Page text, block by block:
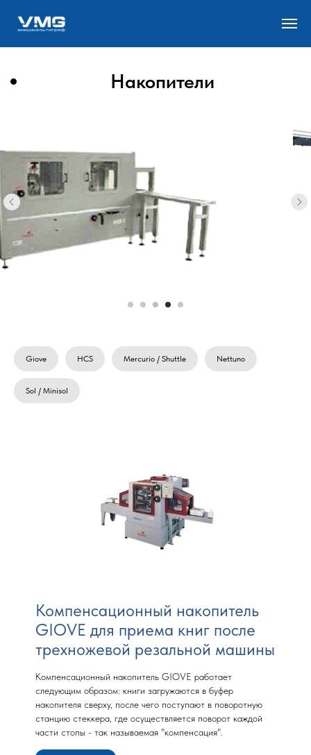
Накопители
Giove HCS Mercurio / Shuttle Nettuno
Sol / Minisol
Компенсационный накопитель
GIOVE для приема книг после
трехножевой резальной машины
Компенсационный накопитель GIOVE работает
следующим образом: книги загружаются в буфер
накопителя сверху, после чего поступают в поворотную
станцию стеккера, где осуществляется поворот каждой
части стопы - так называемая "компенсация".